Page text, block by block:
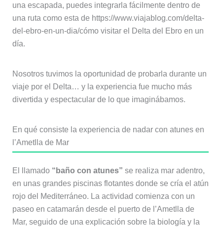
una escapada, puedes integrarla fácilmente dentro de
una ruta como esta de https://www.viajablog.com/delta-
del-ebro-en-un-dia/cómo visitar el Delta del Ebro en un
día.
Nosotros tuvimos la oportunidad de probarla durante un
viaje por el Delta… y la experiencia fue mucho más
divertida y espectacular de lo que imaginábamos.
En qué consiste la experiencia de nadar con atunes en
l’Ametlla de Mar
El llamado “baño con atunes” se realiza mar adentro,
en unas grandes piscinas flotantes donde se cría el atún
rojo del Mediterráneo. La actividad comienza con un
paseo en catamarán desde el puerto de l’Ametlla de
Mar, seguido de una explicación sobre la biología y la